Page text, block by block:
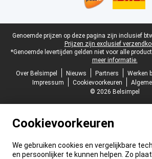
Juridische voettekst
Genoemde prijzen op deze pagina zijn inclusief
Prijzen zijn exclusief
*Genoemde levertijden gelden niet voor alle
meer informatie.
Over Belsimpel
Nieuws Partners Werken
Impressum
Cookievoorkeuren
© 2026 Belsimpel
Cookievoorkeuren
We gebruiken cookies en vergelijkbare
en persoonlijker te kunnen helpen. Zo